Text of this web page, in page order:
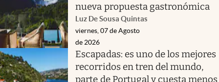
nueva propuesta gastronómica
Luz De Sousa Quintas
viernes, 07 de Agosto
de 2026
Escapadas: es uno de los mejores
recorridos en tren del mundo,
parte de Portugal y cuesta menos